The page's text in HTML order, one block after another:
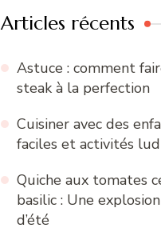
Articles récents
Astuce : comment
steak à la perfection
Cuisiner avec des
faciles et activités
Quiche aux tomates
basilic : Une
d’été